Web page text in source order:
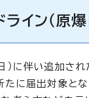
イン（原
に伴い追加さ
たに届出対象と